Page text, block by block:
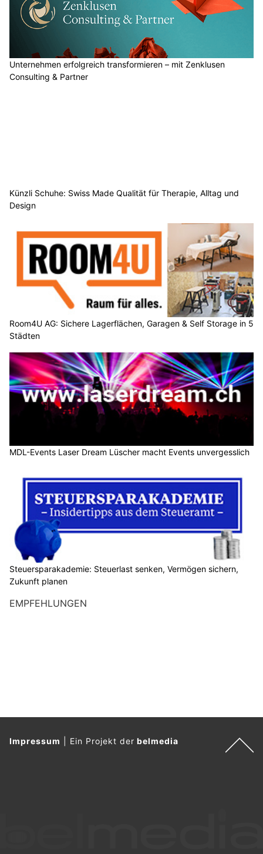
Unternehmen erfolgreich transformieren – mit Zenklusen
Consulting & Partner
Künzli Schuhe: Swiss Made Qualität für Therapie, Alltag und
Design
Room4U AG: Sichere Lagerflächen, Garagen & Self Storage in 5
Städten
MDL-Events Laser Dream Lüscher macht Events unvergesslich
Steuersparakademie: Steuerlast senken, Vermögen sichern,
Zukunft planen
EMPFEHLUNGEN
Impressum Ein Projekt derbelmedia